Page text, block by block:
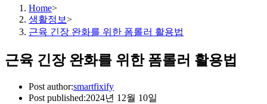
Home>
생활정보>
근육 긴장 완화를 위한 폼롤러 활용법
근육 긴장 완화를 위한 폼롤러 활용법
Post author:smartfixify
Post published:2024년 12월 10일